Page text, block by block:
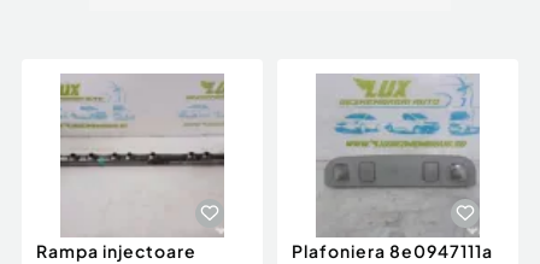
Rampa injectoare
Plafoniera 8e0947111a